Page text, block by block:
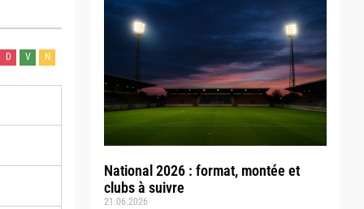
National 2026 : format, montée et
clubs à suivre
21.06.2026
D V N